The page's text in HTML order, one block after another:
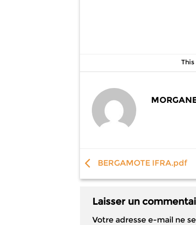
BERGAMOTE IFRA.pdf
Laisser un
Votre adresse e-mail ne